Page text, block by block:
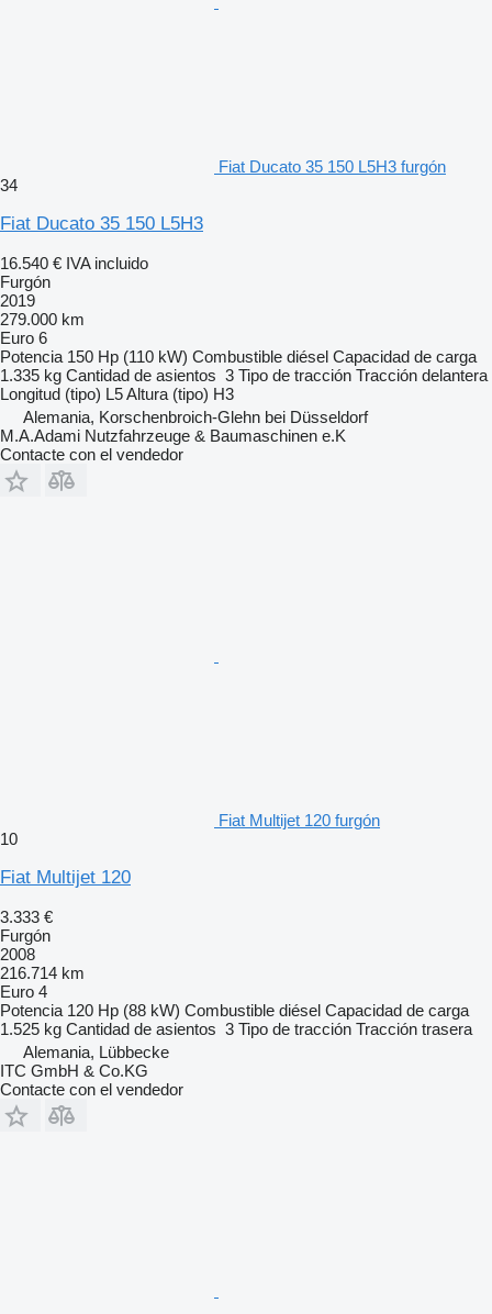
Fiat Ducato 35 150 L5H3 furgón
34
Fiat Ducato 35 150 L5H3
16.540 € IVA incluido
Furgón
2019
279.000 km
Euro 6
Potencia 150 Hp (110 kW) Combustible diésel Capacidad de carga
1.335 kg Cantidad de asientos 3 Tipo de tracción Tracción delantera
Longitud (tipo) L5Altura (tipo) H3
Alemania, Korschenbroich-Glehn bei Düsseldorf
M.A.Adami Nutzfahrzeuge & Baumaschinen e.K
Contacte con el vendedor
Fiat Multijet 120 furgón
10
Fiat Multijet 120
3.333 €
Furgón
2008
216.714 km
Euro 4
Potencia 120 Hp (88 kW) Combustible diésel Capacidad de carga
1.525 kg Cantidad de asientos 3 Tipo de tracción Tracción trasera
Alemania, Lübbecke
ITC GmbH & Co.KG
Contacte con el vendedor